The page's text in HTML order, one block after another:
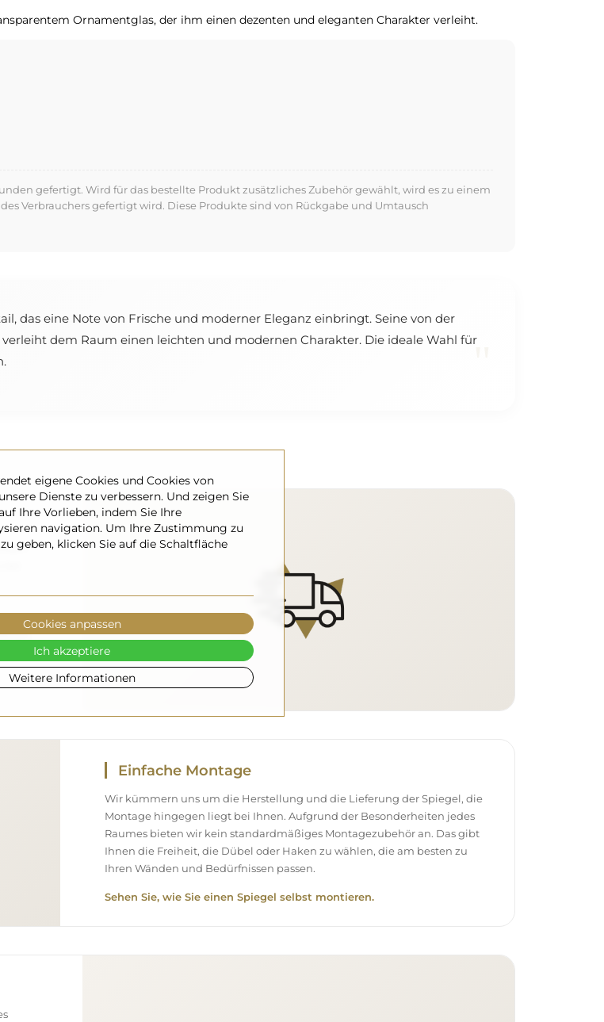
Ornamentglas, der ihm einen dezenten und eleganten Charakter verleiht.
gefertigt. Wird für das bestellte Produkt zusätzliches Zubehör gewählt, wird es zu einem
Verbrauchers gefertigt wird. Diese Produkte sind von Rückgabe und Umtausch
das eine Note von Frische und moderner Eleganz einbringt. Seine von der
dem Raum einen leichten und modernen Charakter. Die ideale Wahl für
Einfache Montage
Wir kümmern uns um die Herstellung und die Lieferung der Spiegel, die
Montage hingegen liegt bei Ihnen. Aufgrund der Besonderheiten jedes
Raumes bieten wir kein standardmäßiges Montagezubehör an. Das gibt
Ihnen die Freiheit, die Dübel oder Haken zu wählen, die am besten zu
Ihren Wänden und Bedürfnissen passen.
Sehen Sie, wie Sie einen Spiegel selbst montieren.
eigene Cookies und Cookies von
Dienste zu verbessern. Und zeigen Sie
Ihre Vorlieben, indem Sie Ihre
navigation. Um Ihre Zustimmung zu
geben, klicken Sie auf die Schaltfläche
Weitere Informationen
Cookies anpassen
Ich akzeptiere